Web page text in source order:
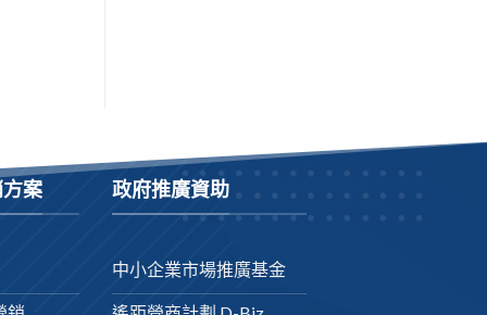
案 政府推廣資助
中小企業市場推廣基金